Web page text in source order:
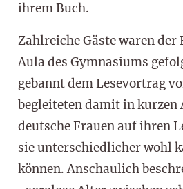
ihrem Buch.
Zahlreiche Gäste waren
Aula des Gymnasiums
gebannt dem Lesevortrag
begleiteten damit in kurzen
deutsche Frauen auf ihren
sie unterschiedlicher wohl
können. Anschaulich